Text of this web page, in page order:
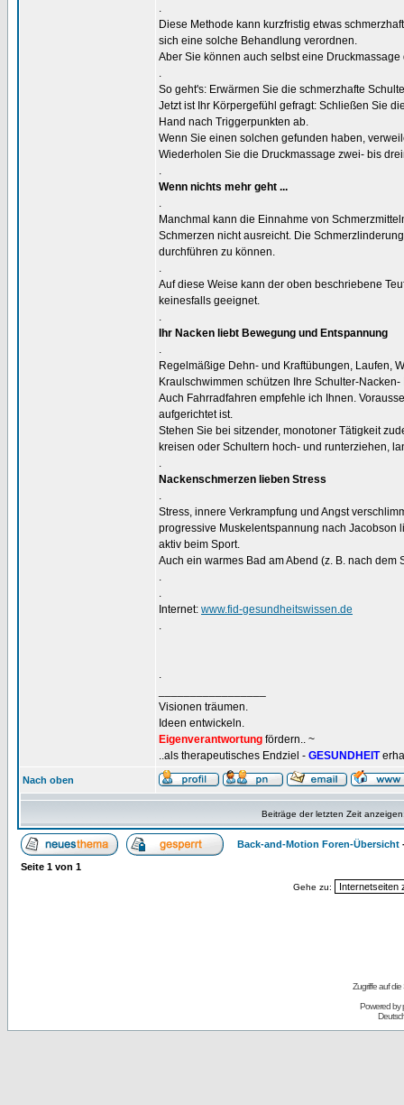
.
Diese Methode kann kurzfristig etwas
sich eine solche Behandlung verordnen.
Aber Sie können auch selbst eine Druckmassage
.
So geht's: Erwärmen Sie die schmerzhafte
Jetzt ist Ihr Körpergefühl gefragt: Schließen Sie
Hand nach Triggerpunkten ab.
Wenn Sie einen solchen gefunden haben,
Wiederholen Sie die Druckmassage zwei- bis
.
Wenn nichts mehr geht ...
.
Manchmal kann die Einnahme von
Schmerzen nicht ausreicht. Die
durchführen zu können.
.
Auf diese Weise kann der oben beschriebene
keinesfalls geeignet.
.
Ihr Nacken liebt Bewegung und Entspannung
.
Regelmäßige Dehn- und Kraftübungen, Laufen,
Kraulschwimmen schützen Ihre Schulter-
Auch Fahrradfahren empfehle ich Ihnen.
aufgerichtet ist.
Stehen Sie bei sitzender, monotoner Tätigkeit
kreisen oder Schultern hoch- und runterziehen,
.
Nackenschmerzen lieben Stress
.
Stress, innere Verkrampfung und Angst
progressive Muskelentspannung nach
aktiv beim Sport.
Auch ein warmes Bad am Abend (z. B. nach
.
.
Internet: www.fid-gesundheitswissen.de
.
.
Visionen träumen.
Ideen entwickeln.
Eigenverantwortung fördern.. ~
..als therapeutisches Endziel - GESUNDHEIT
Nach oben
Beiträge der letzten Zeit
Back-and-Motion Foren-Übersicht
Seite 1 von 1
Gehe zu:
Zugriffe auf
Powered by